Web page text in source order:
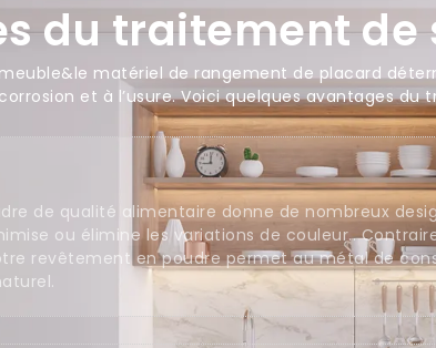
du traitement de
matériel de rangement de placard
et à l’usure. Voici quelques avantages du
de qualité alimentaire donne de nombreux
ou élimine les variations de couleur..
revêtement en poudre permet au métal de